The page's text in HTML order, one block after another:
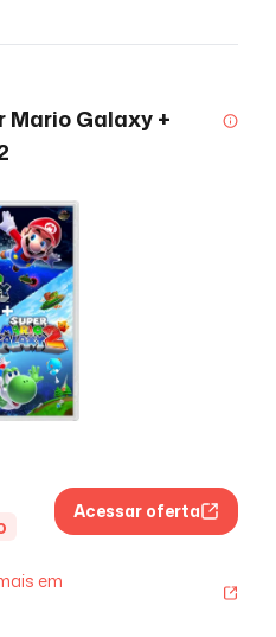
Mario Galaxy +
Acessar oferta
em